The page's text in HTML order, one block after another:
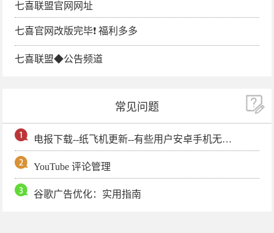
七喜联盟官网网址
七喜官网改版完毕❗️ 福利多多
七喜联盟◆公告频道
常见问题
电报下载--纸飞机更新--有些用户安卓手机无法更新电报软件
YouTube 评论管理
谷歌广告优化：实用指南